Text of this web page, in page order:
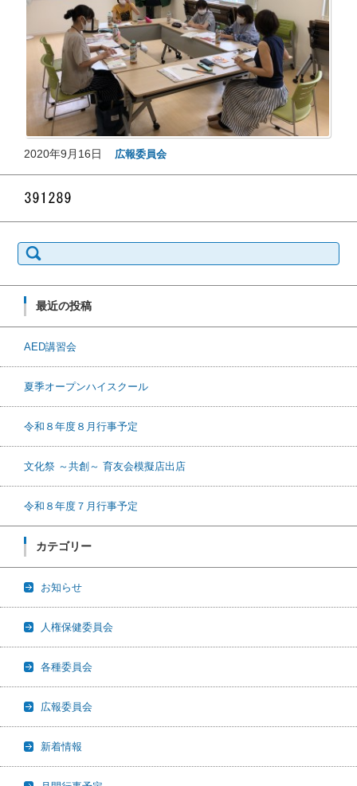
2020年9月16日 広報委員会
検索:
最近の投稿
AED講習会
夏季オープンハイスクール
令和８年度８月行事予定
文化祭 ～共創～ 育友会模擬店出店
令和８年度７月行事予定
カテゴリー
お知らせ
人権保健委員会
各種委員会
広報委員会
新着情報